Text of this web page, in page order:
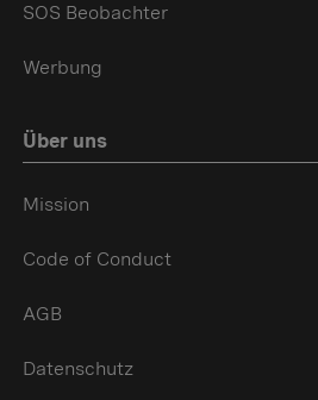
SOS Beobachter
Werbung
Über uns
Mission
Code of Conduct
AGB
Datenschutz